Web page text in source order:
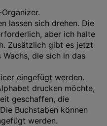
lassen sich drehen. Die
aber ich halte
Zusätzlich gibt es jetzt
die sich in das
eingefügt werden.
drucken möchte,
geschaffen, die
Buchstaben können
werden.